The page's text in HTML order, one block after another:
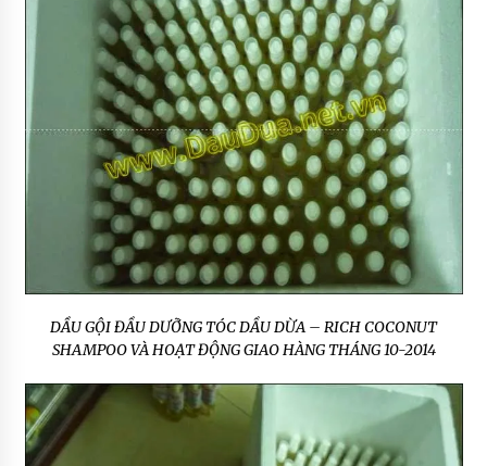
DẦU GỘI ĐẦU DƯỠNG TÓC DẦU DỪA – RICH COCONUT
SHAMPOO VÀ HOẠT ĐỘNG GIAO HÀNG THÁNG 10-2014